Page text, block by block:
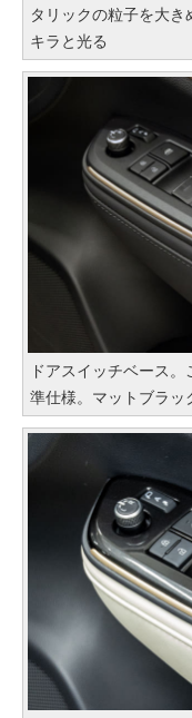
タリックの粒子を大
キラと光る
ドアスイッチベース
準仕様。マットブラッ